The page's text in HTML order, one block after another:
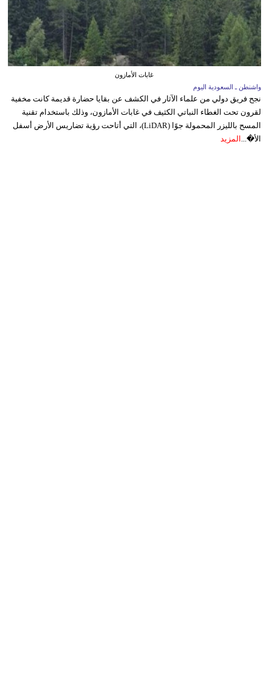
غابات الأمازون
واشنطن ـ السعودية اليوم
نجح فريق دولي من علماء الآثار في الكشف عن بقايا حضارة قديمة كانت مخفية
لقرون تحت الغطاء النباتي الكثيف في غابات الأمازون، وذلك باستخدام تقنية
المسح بالليزر المحمولة جوًا (LiDAR)، التي أتاحت رؤية تضاريس الأرض أسفل
الأ�... المزيد